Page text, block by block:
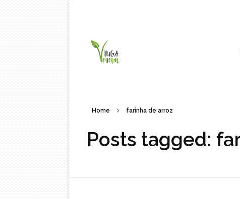
Home farinha de arroz
Posts tagged: